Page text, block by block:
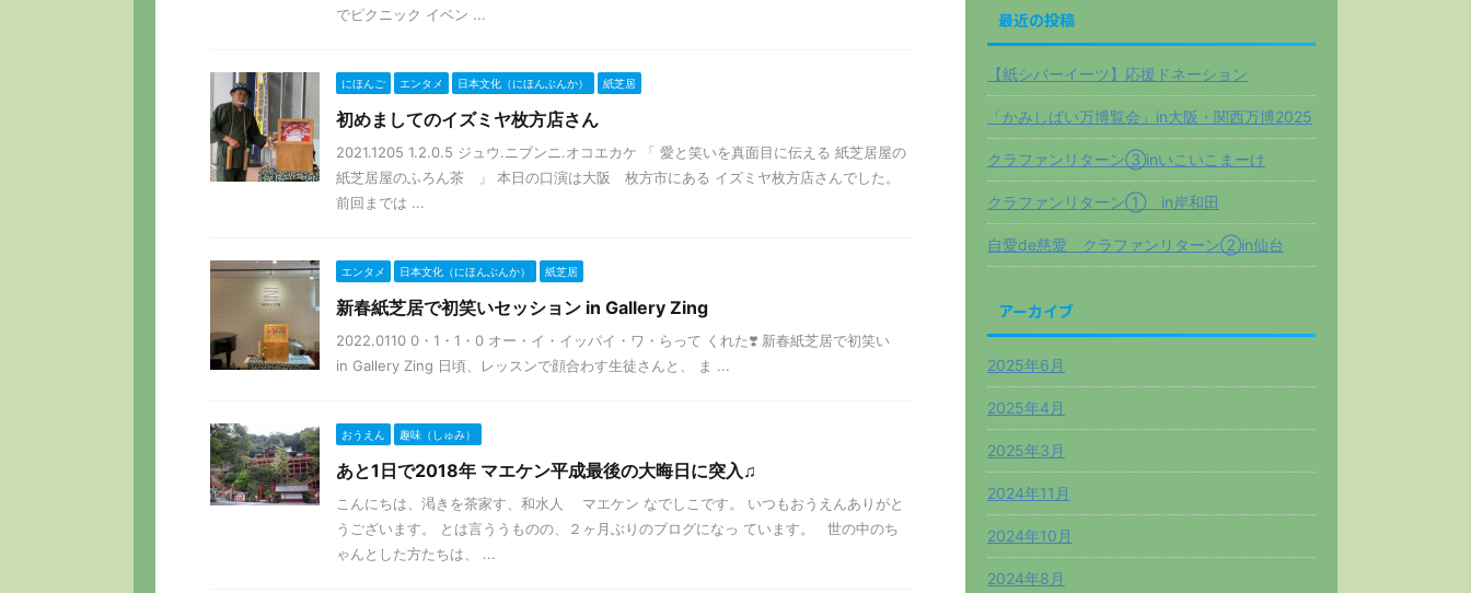
でピクニック イベン ...
にほんご エンタメ 日本文化（にほんぶんか） 紙芝居
初めましてのイズミヤ枚方店さん
2021.1205 1.2.0.5 ジュウ.ニブンニ.オコエカケ 「 愛と笑いを真面目に伝える 紙芝居屋の
紙芝居屋のふろん茶 」 本日の口演は大阪 枚方市にある イズミヤ枚方店さんでした。
前回までは ...
エンタメ 日本文化（にほんぶんか） 紙芝居
新春紙芝居で初笑いセッション in Gallery Zing
2022.0110 0・1・1・0 オー・イ・イッパイ・ワ・らって くれた❣️ 新春紙芝居で初笑い
in Gallery Zing 日頃、レッスンで顔合わす生徒さんと、 ま ...
おうえん 趣味（しゅみ）
あと1日で2018年 マエケン平成最後の大晦日に突入♫
こんにちは、渇きを茶家す、和水人 マエケン なでしこです。 いつもおうえんありがと
うございます。 とは言ううものの、２ヶ月ぶりのブログになっ ています。 世の中のち
ゃんとした方たちは、 ...
最近の投稿
【紙シバーイーツ】応援ドネーション
「かみしばい万博覧会」in大阪・関西万博2025
クラファンリターン③inいこいこまーけ
クラファンリターン① in岸和田
自愛de慈愛 クラファンリターン②in仙台
アーカイブ
2025年6月
2025年4月
2025年3月
2024年11月
2024年10月
2024年8月